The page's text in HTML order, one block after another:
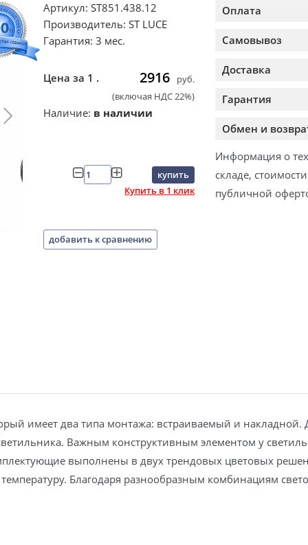
Артикул: ST851.438.12
Производитель: ST LUCE
Гарантия: 3 мес.
Цена за 1 . 2916
руб.
(включая НДС 22%)
Наличие: в наличии
купить
Купить в 1 клик
добавить к сравнению
Оплата
Самовывоз
Доставка
Гарантия
Обмен и
Информация о
складе,
публичной
имеет два типа монтажа: встраиваемый и
Важным конструктивным элементом у
выполнены в двух трендовых цветовых
Благодаря разнообразным комбинациям